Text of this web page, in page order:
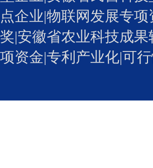
点企业|物联网发展专
奖|安徽省农业科技成
项资金|专利产业化|可